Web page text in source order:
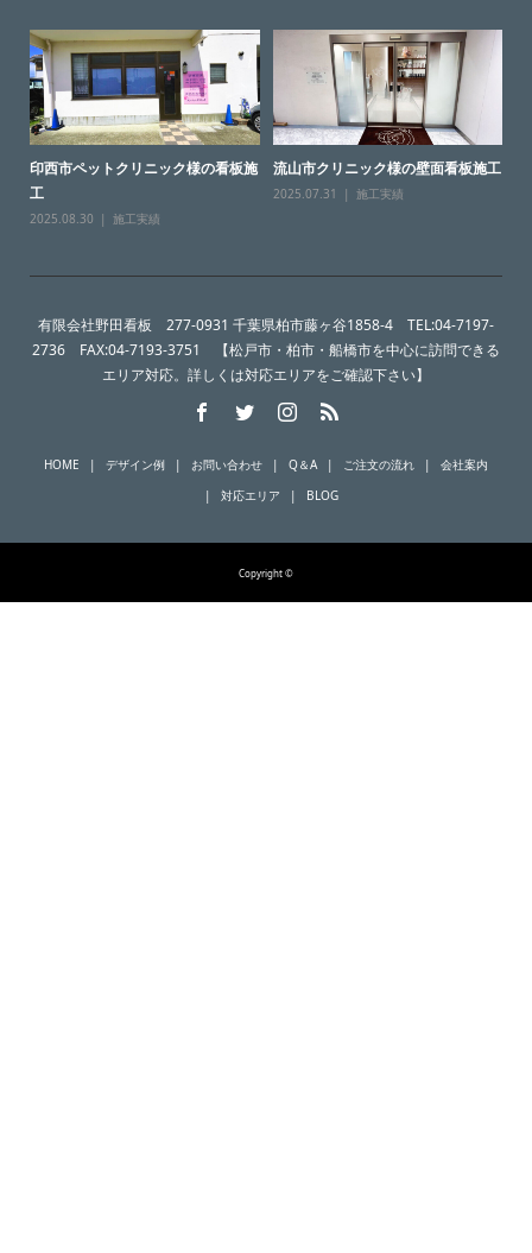
印西市ペットクリニック様の看板施
工
2025.08.30 施工実績
流山市クリニック様の壁面看板施工
2025.07.31 施工実績
有限会社野田看板 277-0931 千葉県柏市藤ヶ谷1858-4 TEL:04-7197-
2736 FAX:04-7193-3751 【松戸市・柏市・船橋市を中心に訪問できる
エリア対応。詳しくは対応エリアをご確認下さい】
HOME デザイン例 お問い合わせ Q＆A ご注文の流れ
会社案内
対応エリア
BLOG
Copyright ©